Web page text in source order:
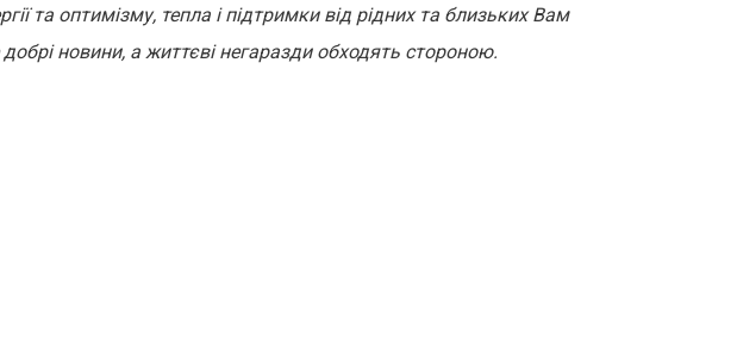
та оптимізму, тепла і підтримки від рідних та близьких Вам
новини, а життєві негаразди обходять стороною.